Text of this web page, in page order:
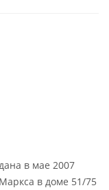
в мае 2007
в доме 51/75